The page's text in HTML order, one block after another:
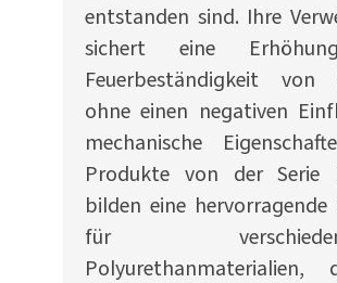
entstanden sind. Ihre
sichert eine
Feuerbeständigkeit von
ohne einen negativen
mechanische
Produkte von der Serie
bilden eine hervorragende
für